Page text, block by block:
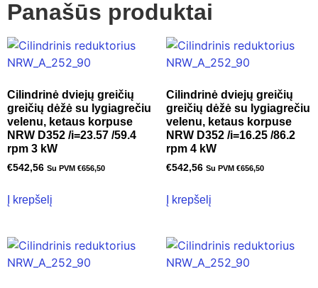
Panašūs produktai
Cilindrinė dviejų greičių
greičių dėžė su lygiagrečiu
velenu, ketaus korpuse
NRW D352 /i=23.57 /59.4
rpm 3 kW
€542,56 Su PVM €656,50
Į krepšelį
Cilindrinė dviejų greičių
greičių dėžė su lygiagrečiu
velenu, ketaus korpuse
NRW D352 /i=16.25 /86.2
rpm 4 kW
€542,56 Su PVM €656,50
Į krepšelį